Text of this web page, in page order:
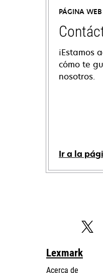
PÁGINA WEB
¡Estamos
cómo te
nosotros.
Ir a la
Lexmark
Acerca de